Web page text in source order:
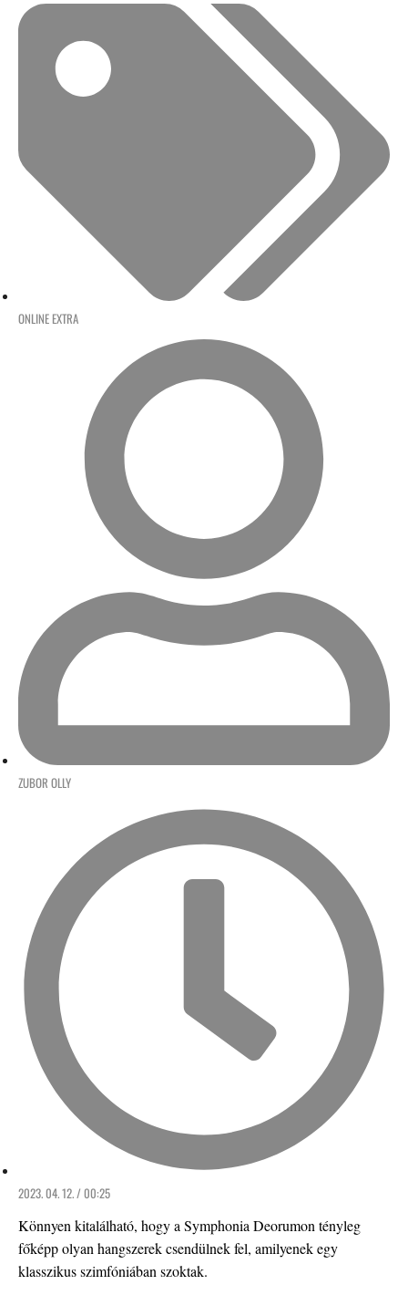
ONLINE EXTRA
ZUBOR OLLY
2023. 04. 12. / 00:25
Könnyen kitalálható, hogy a Symphonia Deorumon tényleg
főképp olyan hangszerek csendülnek fel, amilyenek egy
klasszikus szimfóniában szoktak.